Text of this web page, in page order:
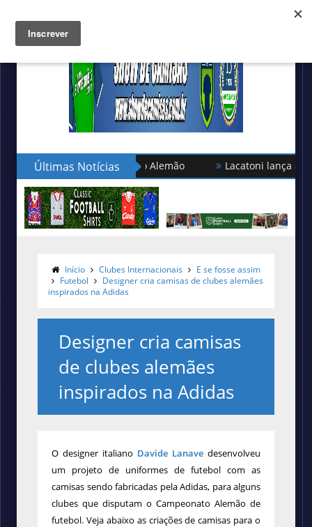
Últimas Notícias Lacatoni lança as novas
Início Clubes Internacionais
E se fosse assim
Futebol
Designer cria camisas de clubes alemães
inspirados na Adidas
Designer cria camisas
de clubes alemães
inspirados na Adidas
O designer italiano Davide Lanave desenvolveu
um projeto de uniformes de futebol com as
camisas sendo fabricadas pela Adidas, para alguns
clubes que disputam o Campeonato Alemão de
futebol. Veja abaixo as criações de camisas para o